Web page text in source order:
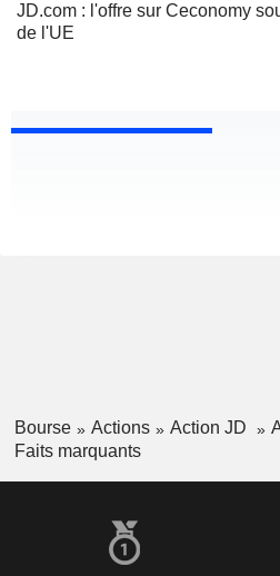
JD.com : l'offre sur Ceconomy
de l'UE
Bourse Actions Action JD
Faits marquants